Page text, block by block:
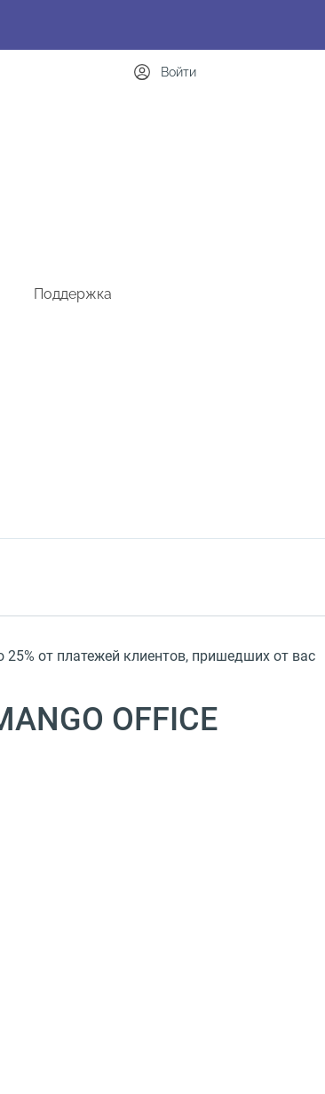
Поддержка
Войти
25% от платежей клиентов, пришедшиx от вас
OFFICE